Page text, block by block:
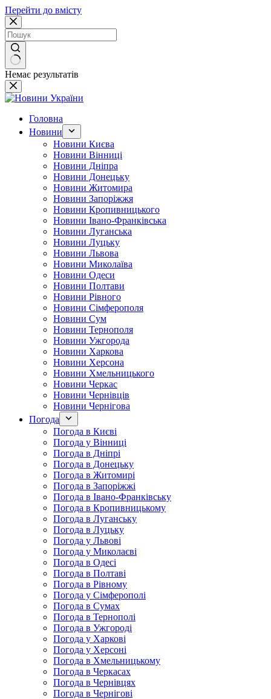
Перейти до вмісту
Немає результатів
Головна
Новини
Новини Києва
Новини Вінниці
Новини Дніпра
Новини Донецьку
Новини Житомира
Новини Запоріжжя
Новини Кропивницького
Новини Івано-Франківська
Новини Луганська
Новини Луцьку
Новини Львова
Новини Миколаїва
Новини Одеси
Новини Полтави
Новини Рівного
Новини Сімферополя
Новини Сум
Новини Тернополя
Новини Ужгорода
Новини Харкова
Новини Херсона
Новини Хмельницького
Новини Черкас
Новини Чернівців
Новини Чернігова
Погода
Погода в Києві
Погода у Вінниці
Погода в Дніпрі
Погода в Донецьку
Погода в Житомирі
Погода в Запоріжжі
Погода в Івано-Франківську
Погода в Кропивницькому
Погода в Луганську
Погода в Луцьку
Погода у Львові
Погода у Миколаєві
Погода в Одесі
Погода в Полтаві
Погода в Рівному
Погода у Сімферополі
Погода в Сумах
Погода в Тернополі
Погода в Ужгороді
Погода у Харкові
Погода у Херсоні
Погода в Хмельницькому
Погода в Черкасах
Погода в Чернівцях
Погода в Чернігові